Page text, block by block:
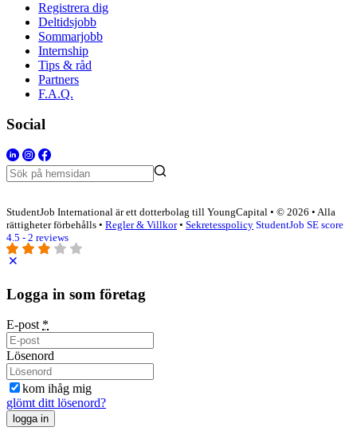
Registrera dig
Deltidsjobb
Sommarjobb
Internship
Tips & råd
Partners
F.A.Q.
Social
StudentJob International är ett dotterbolag till YoungCapital • © 2026 • Alla
rättigheter förbehålls • Regler & Villkor• Sekretesspolicy StudentJob SE score
4.5 - 2 reviews
Logga in som företag
E-post *
Lösenord
kom ihåg mig
glömt ditt lösenord?
logga in